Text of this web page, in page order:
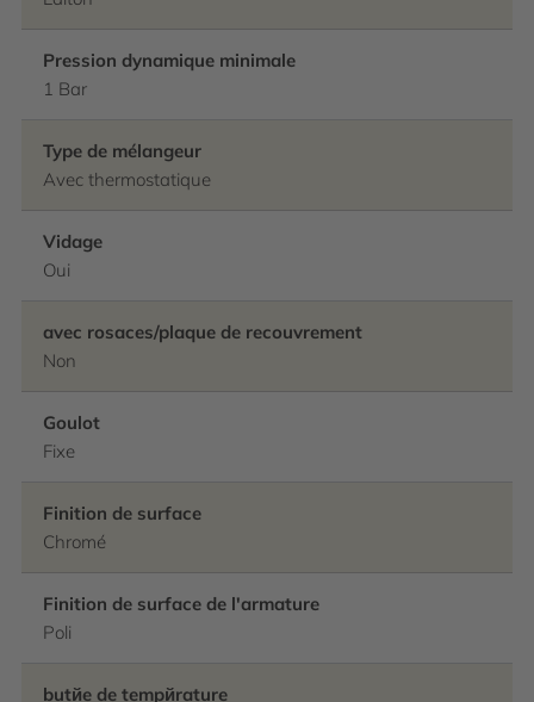
Pression dynamique minimale
1 Bar
Type de mélangeur
Avec thermostatique
Vidage
Oui
avec rosaces/plaque de recouvrement
Non
Goulot
Fixe
Finition de surface
Chromé
Finition de surface de l'armature
Poli
butйe de tempйrature